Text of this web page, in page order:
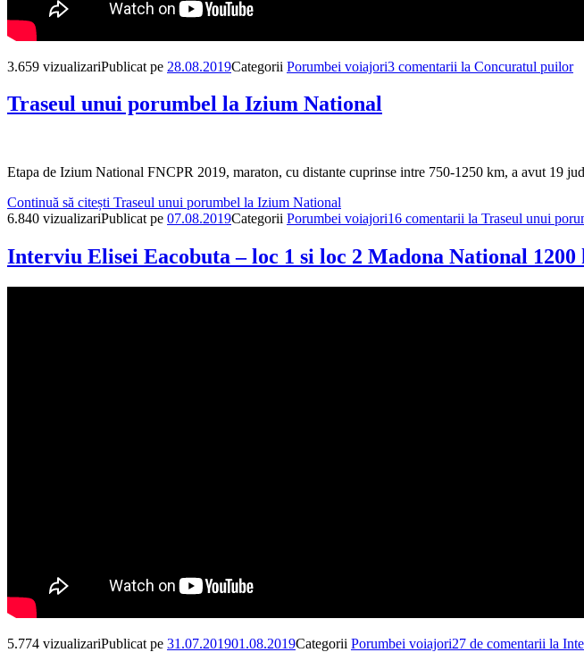
3.659 vizualizariPublicat pe 28.08.2019Categorii Porumbei voiajori3 comentarii la Concuratul puilor
Traseul unui porumbel la Izium National
Etapa de Izium National FNCPR 2019, maraton, cu distante cuprinse intre 750-1250 km, a avut 19
Continuă să citești Traseul unui porumbel la Izium National
6.840 vizualizariPublicat pe 07.08.2019Categorii Porumbei voiajori16 comentarii la Traseul unui
Interviu Elisei Eacobuta – loc 1 si loc 2 Madona National 1200
5.774 vizualizariPublicat pe 31.07.201901.08.2019Categorii Porumbei voiajori27 de comentarii la